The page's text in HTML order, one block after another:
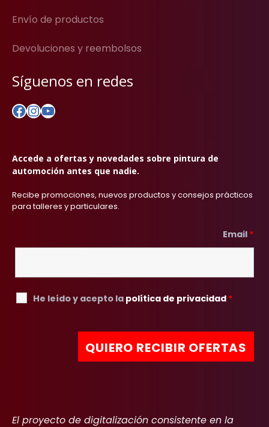
Envío de productos
Devoluciones y reembolsos
Síguenos en redes
Facebook
Instagram
YouTube
Accede a ofertas y novedades sobre pintura de
automoción antes que nadie.
Recibe promociones, nuevos productos y consejos prácticos
para talleres y particulares.
Email *
He leído y acepto la política de privacidad *
El proyecto de digitalización consistente en la